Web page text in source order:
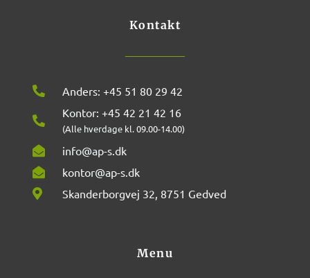
m
Kontakt
Anders: +45 51 80 29 42
Kontor: +45 42 21 42 16
(Alle hverdage kl. 09.00-14.00)
info@ap-s.dk
kontor@ap-s.dk
Skanderborgvej 32, 8751 Gedved
Menu